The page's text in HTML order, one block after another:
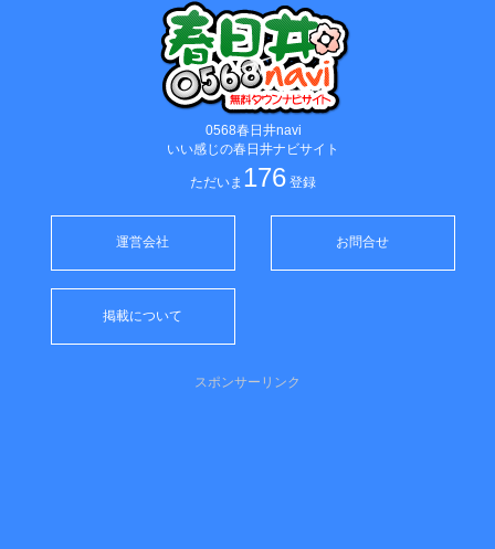
0568春日井navi
いい感じの春日井ナビサイト
ただいま 176 登録
運営会社 お問合せ
掲載について
スポンサーリンク